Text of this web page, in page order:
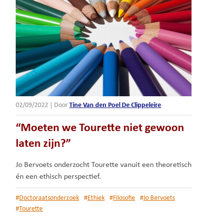
02/09/2022 Door Tine Van den Poel De Clippeleire
“Moeten we Tourette niet gewoon
laten zijn?”
Jo Bervoets onderzocht Tourette vanuit een theoretisch
én een ethisch perspectief.
#Doctoraatsonderzoek #Ethiek #Filosofie #Jo Bervoets
#Tourette